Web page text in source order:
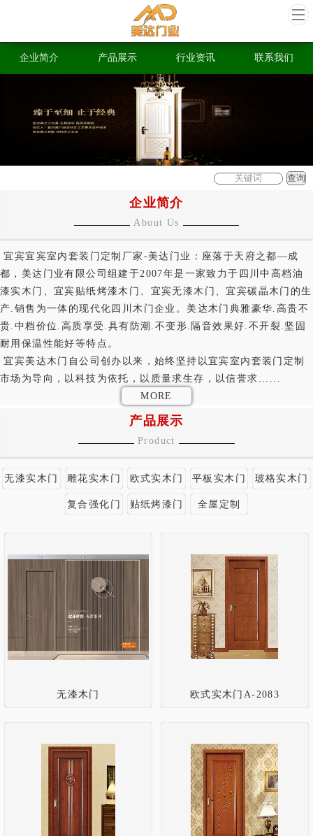
企业简介 产品展示 行业资讯 联系我们
企业简介
About Us
宜宾宜宾室内套装门定制厂家-美达门业：座落于天府之都—成
都，美达门业有限公司组建于2007年是一家致力于四川中高档油
漆实木门、宜宾贴纸烤漆木门、宜宾无漆木门、宜宾碳晶木门的生
产.销售为一体的现代化四川木门企业。美达木门典雅豪华.高贵不
贵.中档价位.高质享受.具有防潮.不变形.隔音效果好.不开裂.坚固
耐用保温性能好等特点。
宜宾美达木门自公司创办以来，始终坚持以宜宾室内套装门定制
市场为导向，以科技为依托，以质量求生存，以信誉求......
MORE
产品展示
Product
无漆实木门 雕花实木门 欧式实木门 平板实木门 玻格实木门
复合强化门 贴纸烤漆门 全屋定制
无漆木门 欧式实木门A-2083